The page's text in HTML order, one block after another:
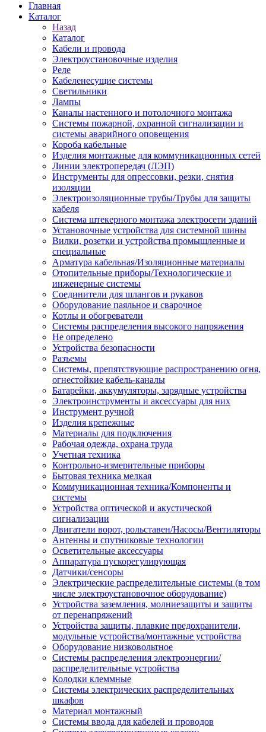
Главная
Каталог
Назад
Каталог
Кабели и провода
Электроустановочные изделия
Реле
Кабеленесущие системы
Светильники
Лампы
Каналы настенного и потолочного монтажа
Системы пожарной, охранной сигнализации и
системы аварийного оповещения
Короба кабельные
Изделия монтажные для коммуникационных сетей
Линии электропередач (ЛЭП)
Инструменты для опрессовки, резки, снятия
изоляции
Электроизоляционные трубы/Трубы для защиты
кабеля
Система штекерного монтажа электросети зданий
Установочные устройства для системной шины
Вилки, розетки и устройства промышленные и
специальные
Арматура кабельная/Изоляционные материалы
Отопительные приборы/Технологические и
инженерные системы
Соединители для шлангов и рукавов
Оборудование паяльное и сварочное
Котлы и обогреватели
Системы распределения высокого напряжения
Не определено
Устройства безопасности
Разъемы
Системы, препятствующие распространению огня,
огнестойкие кабель-каналы
Батарейки, аккумуляторы, зарядные устройства
Электроинструменты и аксессуары для них
Инструмент ручной
Изделия крепежные
Материалы для подключения
Рабочая одежда, охрана труда
Учетная техника
Контрольно-измерительные приборы
Бытовая техника мелкая
Коммуникационная техника/Компоненты и
системы
Устройства оптической и акустической
сигнализации
Двигатели ворот, рольставен/Насосы/Вентиляторы
Антенны и спутниковые технологии
Осветительные аксессуары
Аппаратура пускорегулирующая
Датчики/сенсоры
Электрические распределительные системы (в том
числе электроустановочное оборудование)
Устройства заземления, молниезащиты и защиты
от перенапряжений
Устройства защиты, плавкие предохранители,
модульные устройства/монтажные устройства
Оборудование низковольтное
Системы распределения электроэнергии/
распределительные устройства
Колодки клеммные
Системы электрических распределительных
шкафов
Материал монтажный
Системы ввода для кабелей и проводов